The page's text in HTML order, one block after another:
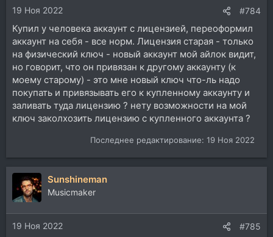
19 Ноя 2022 #784
Купил у человека аккаунт с лицензией, переоформил
аккаунт на себя - все норм. Лицензия старая - только
на физический ключ - новый аккаунт мой айлок видит,
но говорит, что он привязан к другому аккаунту (к
моему старому) - это мне новый ключ что-ль надо
покупать и привязывать его к купленному аккаунту и
заливать туда лицензию ? нету возможности на мой
ключ заколхозить лицензию с купленного аккаунта ?
Последнее редактирование: 19 Ноя 2022
Sunshineman
Musicmaker
19 Ноя 2022 #785